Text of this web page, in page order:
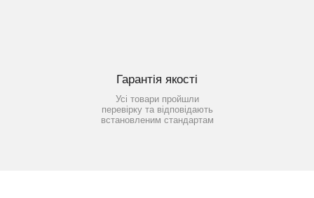
Гарантія якості
Усі товари пройшли
перевірку та відповідають
встановленим стандартам